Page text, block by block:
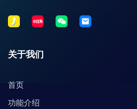
关于我们
首页
功能介绍